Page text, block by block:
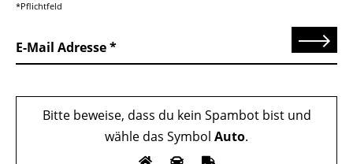
*Pflichtfeld
E-Mail Adresse Senden
Bitte beweise, dass du kein Spambot bist und
wähle das Symbol Auto.